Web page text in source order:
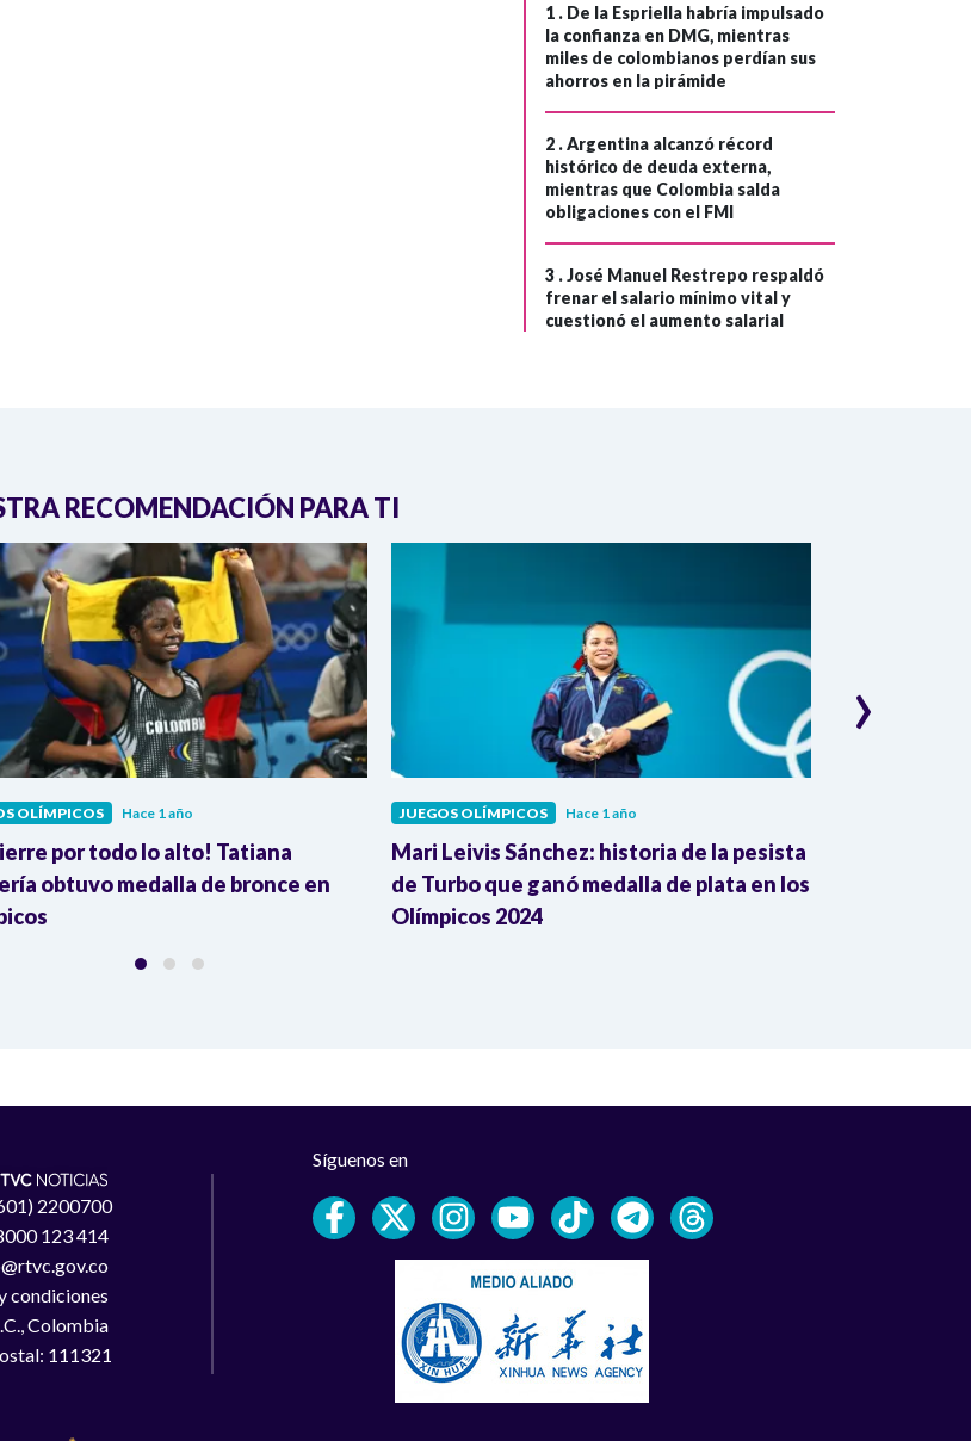
1 . De la Espriella habría impulsado
la confianza en DMG, mientras
miles de colombianos perdían sus
ahorros en la pirámide
2 .Argentina alcanzó récord
histórico de deuda externa,
mientras que Colombia salda
obligaciones con el FMI
3 .José Manuel Restrepo respaldó
frenar el salario mínimo vital y
cuestionó el aumento salarial
RECOMENDACIÓN PARA TI
OLÍMPICOS Hace 1 año
por todo lo alto! Tatiana
obtuvo medalla de bronce en
JUEGOS OLÍMPICOS Hace 1 año
Mari Leivis Sánchez: historia de la pesista
de Turbo que ganó medalla de plata en los
Olímpicos 2024
›
2200700
123 414
condiciones
Colombia
111321
Síguenos en